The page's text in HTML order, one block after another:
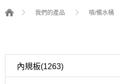
我們的產品 噴/備水桶
內規板(1263)